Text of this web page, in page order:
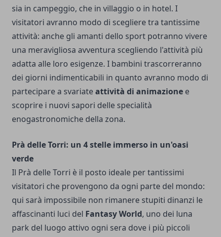
sia in campeggio, che in villaggio o in hotel. I
visitatori avranno modo di scegliere tra tantissime
attività: anche gli amanti dello sport potranno vivere
una meravigliosa avventura scegliendo l'attività più
adatta alle loro esigenze. I bambini trascorreranno
dei giorni indimenticabili in quanto avranno modo di
partecipare a svariateattività di animazione e
scoprire i nuovi sapori delle specialità
enogastronomiche della zona.
Prà delle Torri: un 4 stelle immerso in un'oasi
verde
Il Prà delle Torri è il posto ideale per tantissimi
visitatori che provengono da ogni parte del mondo:
qui sarà impossibile non rimanere stupiti dinanzi le
affascinanti luci del FantasyWorld, uno dei luna
park del luogo attivo ogni sera dove i più piccoli